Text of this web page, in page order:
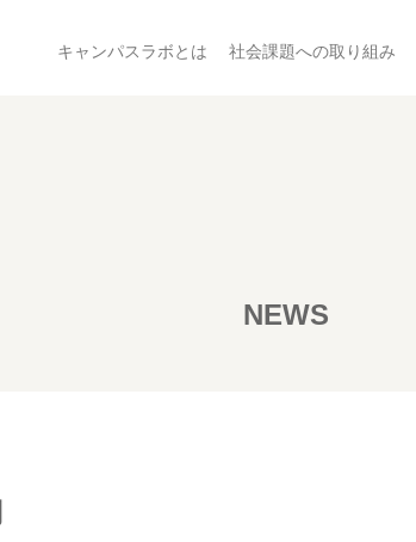
キャンパスラボとは 社会課題への取り組み
NEWS